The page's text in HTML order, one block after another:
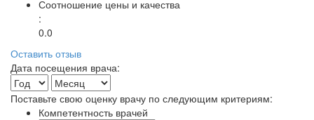
Соотношение цены и качества
:
0.0
Оставить отзыв
Дата посещения врача:
Поставьте свою оценку врачу по следующим критериям:
Компетентность врачей